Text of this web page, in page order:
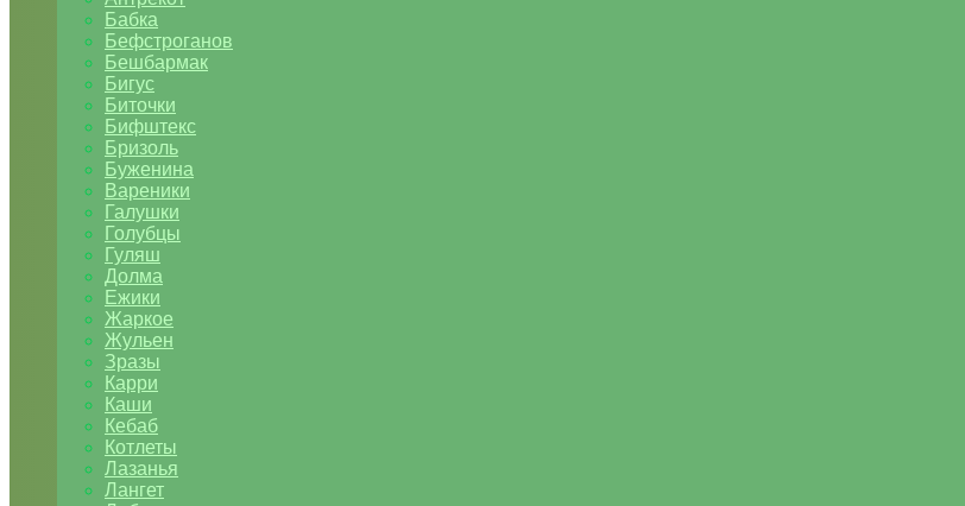
Бабка
Бефстроганов
Бешбармак
Бигус
Биточки
Бифштекс
Бризоль
Буженина
Вареники
Галушки
Голубцы
Гуляш
Долма
Ежики
Жаркое
Жульен
Зразы
Карри
Каши
Кебаб
Котлеты
Лазанья
Лангет